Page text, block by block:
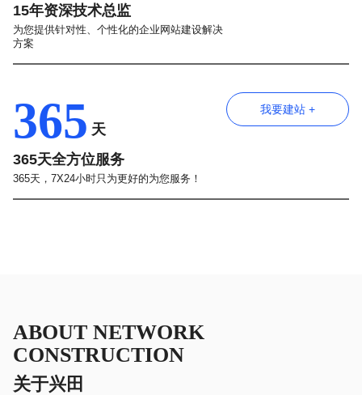
15年资深技术总监
为您提供针对性、个性化的企业网站建设解决
方案
365 天
365天全方位服务
365天，7X24小时只为更好的为您服务！
我要建站 +
ABOUT NETWORK
CONSTRUCTION
关于兴田